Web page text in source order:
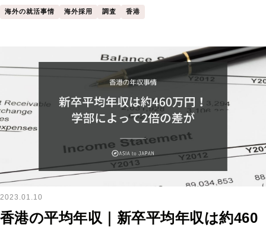
海外の就活事情 海外採用 調査 香港
2023.01.10
香港の平均年収｜新卒平均年収は約460